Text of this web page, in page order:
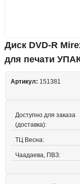
Диск DVD-R
для печати
Артикул: 151381
Доступно для заказа
(доставка):
ТЦ Весна:
Чаадаева, ПВЗ: